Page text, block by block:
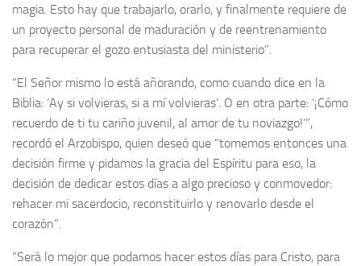
magia. Esto hay que trabajarlo, orarlo, y finalmente requiere de
un proyecto personal de maduración y de reentrenamiento
para recuperar el gozo entusiasta del ministerio”.
“El Señor mismo lo está añorando, como cuando dice en la
Biblia: ‘Ay si volvieras, si a mí volvieras’. O en otra parte: ‘¡Cómo
recuerdo de ti tu cariño juvenil, al amor de tu noviazgo!’”,
recordó el Arzobispo, quien deseó que “tomemos entonces una
decisión firme y pidamos la gracia del Espíritu para eso, la
decisión de dedicar estos días a algo precioso y conmovedor:
rehacer mi sacerdocio, reconstituirlo y renovarlo desde el
corazón”.
“Será lo mejor que podamos hacer estos días para Cristo, para